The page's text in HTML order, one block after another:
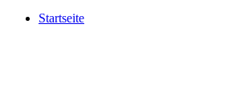
Startseite